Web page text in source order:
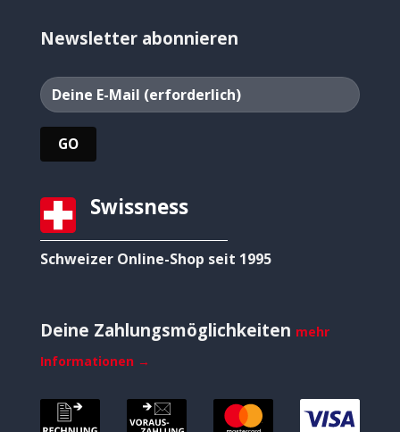
Newsletter abonnieren
Swissness
Schweizer Online-Shop seit 1995
Deine Zahlungsmöglichkeiten mehr
Informationen →